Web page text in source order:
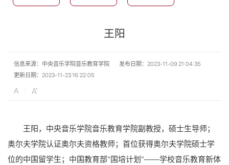
王阳
信息来源：中央音乐学院音乐教育学院
发布日期：2023-11-09 21:04:35
更新日期：2023-11-23 16:22:05
王阳，中央音乐学院音乐教育学院副教授，硕士生导师；
奥尔夫学院认证奥尔夫资格教师；首位获得奥尔夫学院硕士学
位的中国留学生；中国教育部“国培计划”——学校音乐教育新体